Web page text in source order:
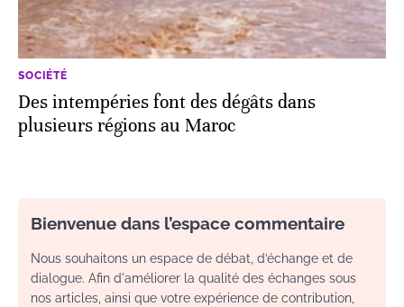
SOCIÉTÉ
Des intempéries font des dégâts dans
plusieurs régions au Maroc
Bienvenue dans l’espace commentaire
Nous souhaitons un espace de débat, d’échange et de
dialogue. Afin d'améliorer la qualité des échanges sous
nos articles, ainsi que votre expérience de contribution,